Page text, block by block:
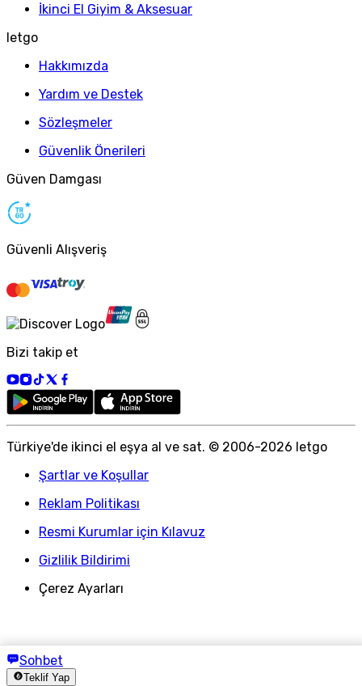
Sohbet
Teklif Yap
İkinci El Giyim & Aksesuar
letgo
Hakkımızda
Yardım ve Destek
Sözleşmeler
Güvenlik Önerileri
Güven Damgası
Güvenli Alışveriş
Bizi takip et
Türkiye'de ikinci el eşya al ve sat. © 2006-2026 letgo
Şartlar ve Koşullar
Reklam Politikası
Resmi Kurumlar için Kılavuz
Gizlilik Bildirimi
Çerez Ayarları